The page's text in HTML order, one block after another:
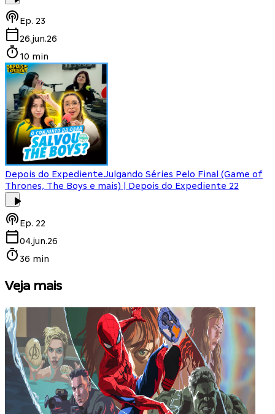
Ep. 23
26.jun.26
10 min
Depois do ExpedienteJulgando Séries Pelo Final (Game of
Thrones, The Boys e mais) | Depois do Expediente 22
Ep. 22
04.jun.26
36 min
Veja mais